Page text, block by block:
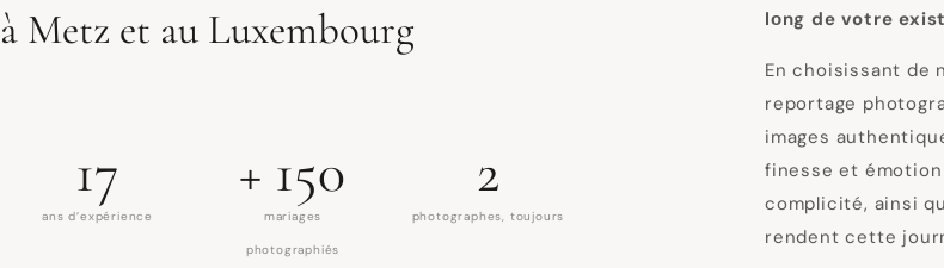
à Metz et au Luxembourg
17
ans d’expérience
+ 150
mariages
photographiés
2
photographes, toujours
lоng de votre
En choisissant de
reportage
images
finesse et
complicité, ainsi
rendent cette